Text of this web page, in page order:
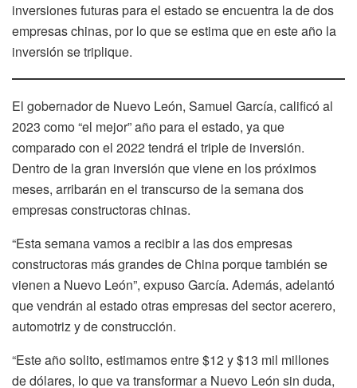
inversiones futuras para el estado se encuentra la de dos
empresas chinas, por lo que se estima que en este año la
inversión se triplique.
El gobernador de Nuevo León, Samuel García, calificó al
2023 como “el mejor” año para el estado, ya que
comparado con el 2022 tendrá el triple de inversión.
Dentro de la gran inversión que viene en los próximos
meses, arribarán en el transcurso de la semana dos
empresas constructoras chinas.
“Esta semana vamos a recibir a las dos empresas
constructoras más grandes de China porque también se
vienen a Nuevo León”, expuso García. Además, adelantó
que vendrán al estado otras empresas del sector acerero,
automotriz y de construcción.
“Este año solito, estimamos entre $12 y $13 mil millones
de dólares, lo que va transformar a Nuevo León sin duda,